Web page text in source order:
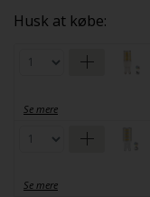
Husk at købe:
Se mere
Se mere